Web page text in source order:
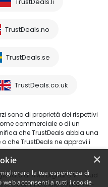
TrustDeals.no
TrustDeals.se
TrustDeals.co.uk
sono di proprietà dei rispettivi
commerciale o di un
che TrustDeals abbia una
che TrustDeals ne approvi i
di AMS Digital B.V. - Oud
commerciale 80264174 -
×
la tua esperienza di
web acconsenti a tutti i cookie